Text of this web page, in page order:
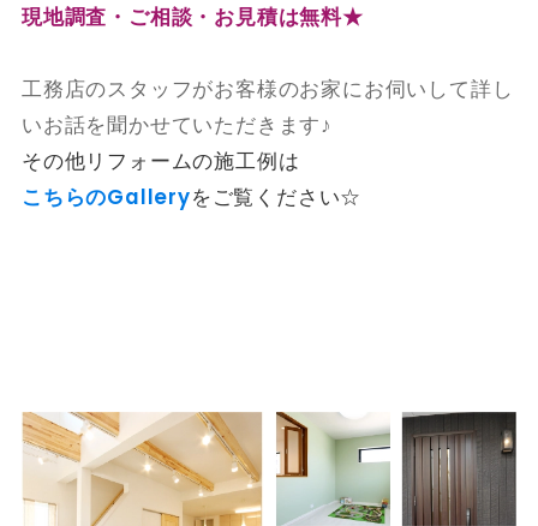
現地調査・ご相談・お見積は無料★
工務店のスタッフがお客様のお家にお伺いして詳し
いお話を聞かせていただきます♪
その他リフォームの施工例は
こちらのGalleryをご覧ください☆